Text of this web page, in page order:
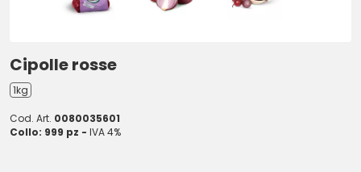
Cipolle rosse
1kg
Cod. Art. 0080035601
Collo: 999 pz - IVA 4%